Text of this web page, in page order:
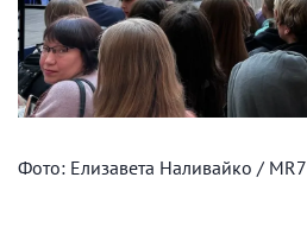
Фото: Елизавета Наливайко / MR7